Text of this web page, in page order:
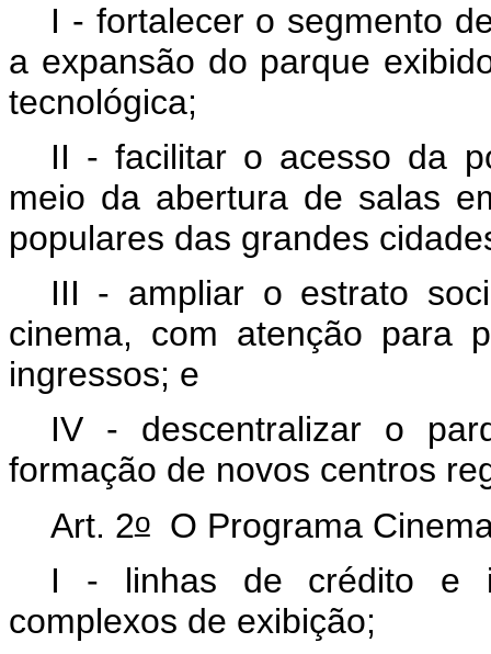
I - fortalecer o segmento
a expansão do parque
tecnológica;
II - facilitar o acesso da
meio da abertura de salas
populares das grandes
III - ampliar o estrato
cinema, com atenção para
ingressos; e
IV - descentralizar o
formação de novos centros
Art. 2oO Programa
I - linhas de crédito e
complexos de exibição;